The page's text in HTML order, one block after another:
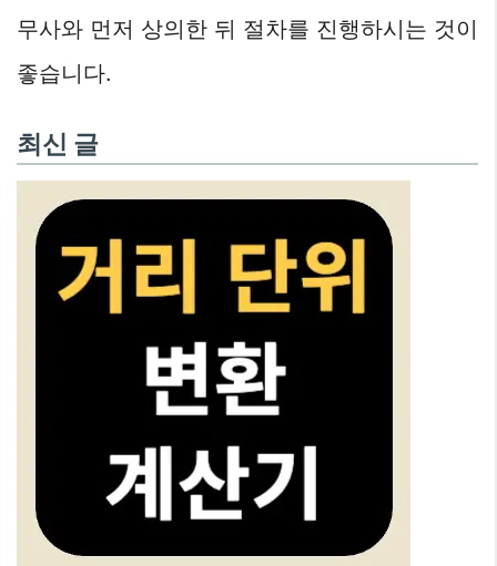
무사와 먼저 상의한 뒤 절차를 진행하시는 것이
좋습니다.
최신 글